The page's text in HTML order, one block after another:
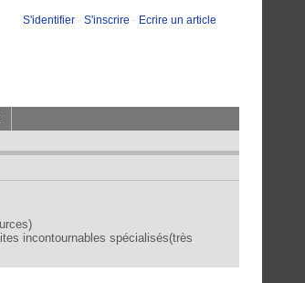
S'identifier - S'inscrire - Ecrire un article
incontournables spécialisés(très